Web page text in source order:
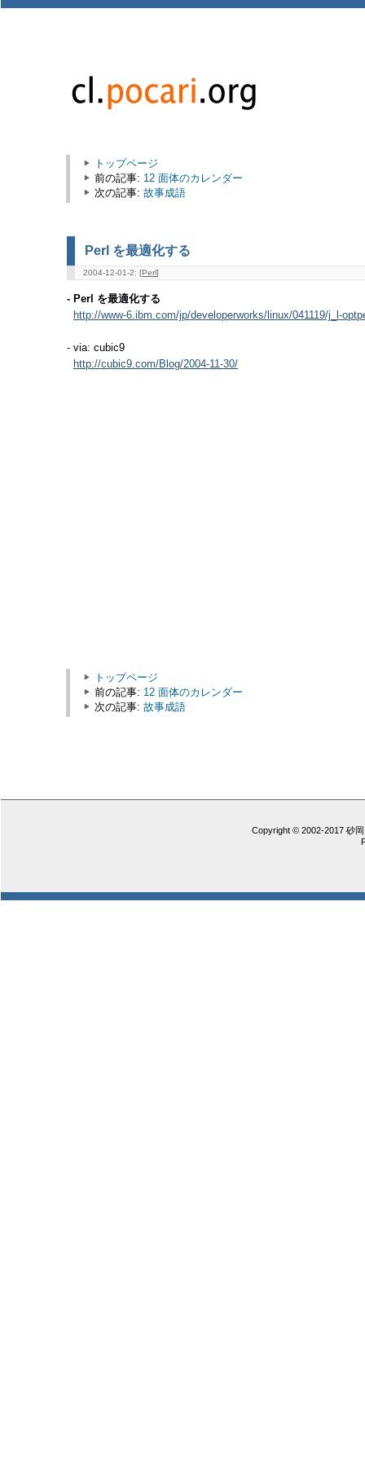
トップページ
前の記事: 12 面体のカレンダー
次の記事: 故事成語
Perl を最適化する
2004-12-01-2: [Perl]
- Perl を最適化する
http://www-6.ibm.com/jp/developerworks/linux/041119/j_l-
- via: cubic9
http://cubic9.com/Blog/2004-11-30/
トップページ
前の記事: 12 面体のカレンダー
次の記事: 故事成語
Copyright © 2002-2017 砂